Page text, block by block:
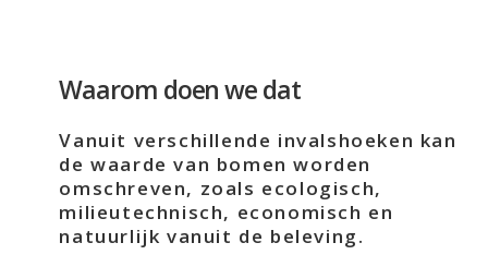
Waarom doen we dat
Vanuit verschillende invalshoeken kan
de waarde van bomen worden
omschreven, zoals ecologisch,
milieutechnisch, economisch en
natuurlijk vanuit de beleving.